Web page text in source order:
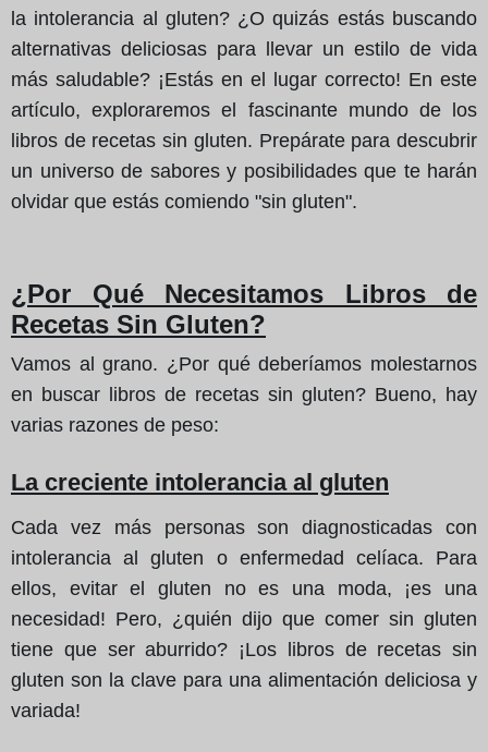
la intolerancia al gluten? ¿O quizás estás buscando
alternativas deliciosas para llevar un estilo de vida
más saludable? ¡Estás en el lugar correcto! En este
artículo, exploraremos el fascinante mundo de los
libros de recetas sin gluten. Prepárate para descubrir
un universo de sabores y posibilidades que te harán
olvidar que estás comiendo "sin gluten".
¿Por Qué Necesitamos Libros de
Recetas Sin Gluten?
Vamos al grano. ¿Por qué deberíamos molestarnos
en buscar libros de recetas sin gluten? Bueno, hay
varias razones de peso:
La creciente intolerancia al gluten
Cada vez más personas son diagnosticadas con
intolerancia al gluten o enfermedad celíaca. Para
ellos, evitar el gluten no es una moda, ¡es una
necesidad! Pero, ¿quién dijo que comer sin gluten
tiene que ser aburrido? ¡Los libros de recetas sin
gluten son la clave para una alimentación deliciosa y
variada!